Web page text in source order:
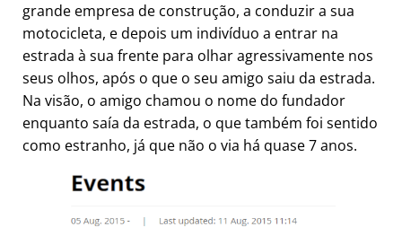
grande empresa de construção, a conduzir a sua
motocicleta, e depois um indivíduo a entrar na
estrada à sua frente para olhar agressivamente nos
seus olhos, após o que o seu amigo saiu da estrada.
Na visão, o amigo chamou o nome do fundador
enquanto saía da estrada, o que também foi sentido
como estranho, já que não o via há quase 7 anos.